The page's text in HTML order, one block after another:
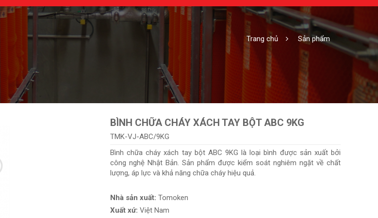
Trang chủ Sản phẩm
BÌNH CHỮA CHÁY XÁCH TAY BỘT ABC 9KG
TMK-VJ-ABC/9KG
Bình chữa cháy xách tay bột ABC 9KG là loại bình được sản xuất bởi
công nghệ Nhật Bản. Sản phẩm được kiểm soát nghiêm ngặt về chất
lượng, áp lực và khả năng chữa cháy hiệu quả.
Nhà sản xuất: Tomoken
Xuất xứ: Việt Nam